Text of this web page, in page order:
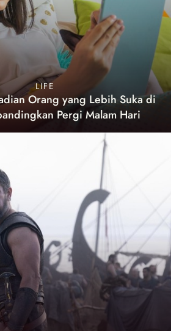
LIFE
Orang yang Lebih Suka di
Pergi Malam Hari